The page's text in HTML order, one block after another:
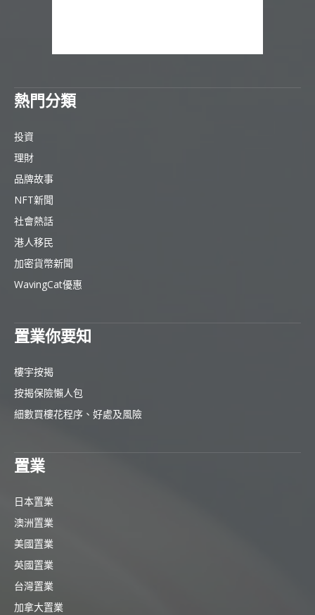
熱門分類
投資
理財
品牌故事
NFT新聞
社會熱話
港人移民
加密貨幣新聞
WavingCat優惠
置業你要知
樓宇按揭
按揭保險懶人包
細數買樓花程序、好處及風險
置業
日本置業
澳洲置業
美國置業
英國置業
台灣置業
加拿大置業